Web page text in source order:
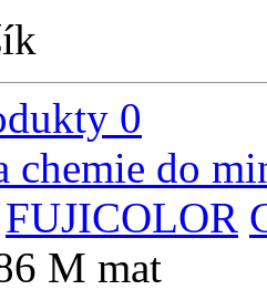
0
chemie do
FUJICOLOR
M mat